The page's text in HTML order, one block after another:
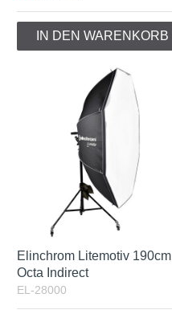
IN DEN WARENKORB
Elinchrom Litemotiv 190cm
Octa Indirect
EL-28000